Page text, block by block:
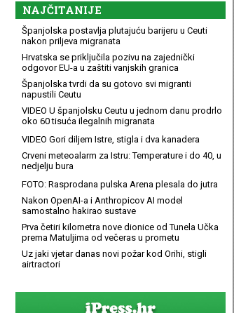
NAJČITANIJE
Španjolska postavlja plutajuću barijeru u Ceuti
nakon priljeva migranata
Hrvatska se priključila pozivu na zajednički
odgovor EU-a u zaštiti vanjskih granica
Španjolska tvrdi da su gotovo svi migranti
napustili Ceutu
VIDEO U španjolsku Ceutu u jednom danu prodrlo
oko 60 tisuća ilegalnih migranata
VIDEO Gori diljem Istre, stigla i dva kanadera
Crveni meteoalarm za Istru: Temperature i do 40, u
nedjelju bura
FOTO: Rasprodana pulska Arena plesala do jutra
Nakon OpenAI-a i Anthropicov AI model
samostalno hakirao sustave
Prva četiri kilometra nove dionice od Tunela Učka
prema Matuljima od večeras u prometu
Uz jaki vjetar danas novi požar kod Orihi, stigli
airtractori